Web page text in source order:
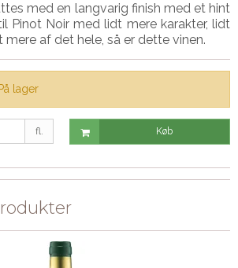
med en langvarig finish med et hint
Pinot Noir med lidt mere karakter, lidt
af det hele, så er dette vinen.
På lager
fl. Køb